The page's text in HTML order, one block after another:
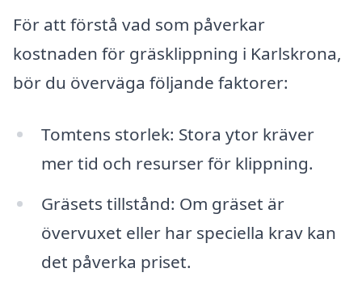
För att förstå vad som påverkar
kostnaden för gräsklippning i Karlskrona,
bör du överväga följande faktorer:
Tomtens storlek: Stora ytor kräver
mer tid och resurser för klippning.
Gräsets tillstånd: Om gräset är
övervuxet eller har speciella krav kan
det påverka priset.